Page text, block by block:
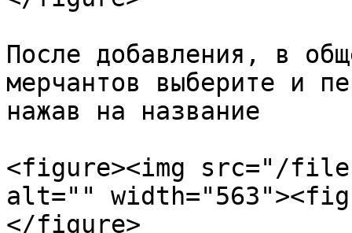
После добавления, в
мерчантов выберите и
нажав на название
<figure><img src="/files/
alt=""
</figure>